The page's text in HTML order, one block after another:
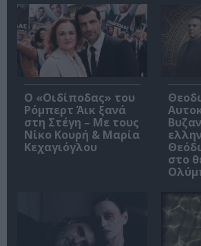
O «Οιδίποδας» του
Ρόμπερτ Άικ ξανά
στη Στέγη – Με τους
Νίκο Κουρή & Μαρία
Κεχαγιόγλου
στο